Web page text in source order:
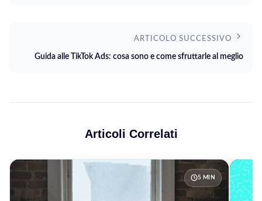
ARTICOLO SUCCESSIVO
Guida alle TikTok Ads: cosa sono e come sfruttarle al meglio
Articoli Correlati
5 MIN